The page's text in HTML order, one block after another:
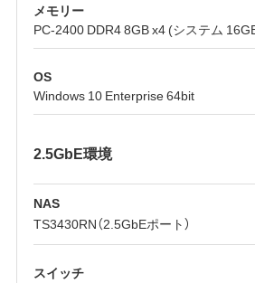
メモリー
PC-2400 DDR4 8GB x4 (システム
OS
Windows 10 Enterprise 64bit
2.5GbE環境
NAS
TS3430RN（2.5GbEポート）
スイッチ